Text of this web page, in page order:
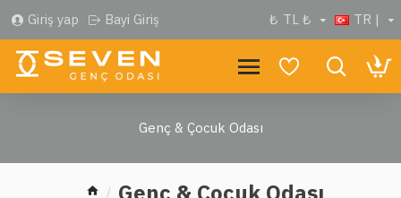
Giriş yap Bayi Giriş ₺ TL ₺ TR |
Genç & Çocuk Odası
Genç & Çocuk Odası